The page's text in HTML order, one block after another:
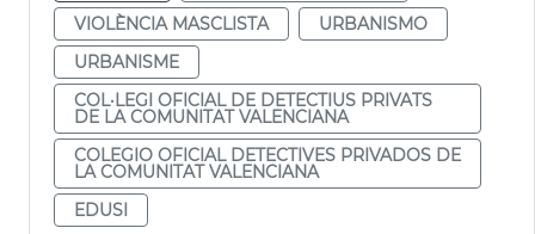
VIOLÈNCIA MASCLISTA
URBANISMO
URBANISME
COL·LEGI OFICIAL DE DETECTIUS PRIVATS
DE LA COMUNITAT VALENCIANA
COLEGIO OFICIAL DETECTIVES PRIVADOS DE
LA COMUNITAT VALENCIANA
EDUSI